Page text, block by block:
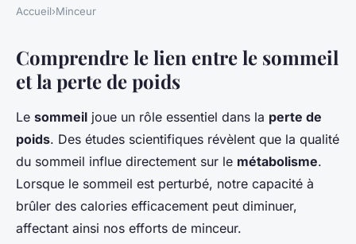
L'Impact du Sommeil sur la
Perte de Poids : Comment Vos
Nuits Peuvent Transformer
Votre Silhouette
Lila 19 mars 2025 5 min de lecture
Accueil›Minceur
Comprendre le lien entre le sommeil
et la perte de poids
Le sommeil joue un rôle essentiel dans la perte de
poids. Des études scientifiques révèlent que la qualité
du sommeil influe directement sur le métabolisme.
Lorsque le sommeil est perturbé, notre capacité à
brûler des calories efficacement peut diminuer,
affectant ainsi nos efforts de minceur.